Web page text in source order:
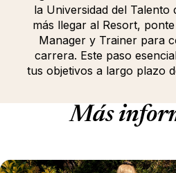
la Universidad del Talento
más llegar al Resort,
Manager y Trainer para
carrera. Este paso
tus objetivos a largo plazo
Más